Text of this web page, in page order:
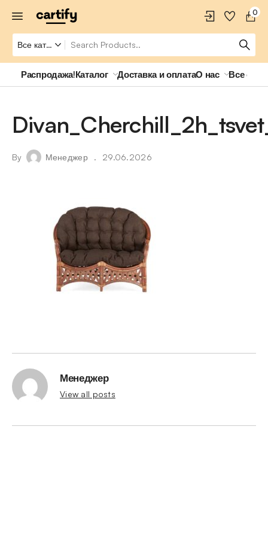
0
Распродажа!Каталог Доставка и оплатаО нас Все о
By Менеджер 29.06.2026
Менеджер
View all posts